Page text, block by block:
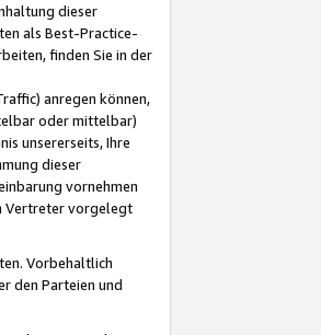
dieser
als Best-Practice-
finden Sie in der
anregen können,
oder mittelbar)
unsererseits, Ihre
dieser
vornehmen
Vertreter vorgelegt
Vorbehaltlich
den Parteien und